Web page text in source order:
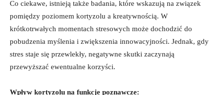
Co ciekawe, istnieją także badania, które wskazują na związek
pomiędzy poziomem kortyzolu a kreatywnością. W
krótkotrwałych momentach stresowych może dochodzić do
pobudzenia myślenia i zwiększenia innowacyjności. Jednak, gdy
stres staje się przewlekły, negatywne skutki zaczynają
przewyższać ewentualne korzyści.
Wpływ kortyzolu na funkcje poznawcze: